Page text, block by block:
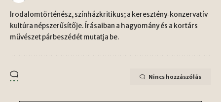
Irodalomtörténész, színházkritikus; a keresztény‑konzervatív
kultúra népszerűsítője. Írásaiban a hagyomány és a kortárs
művészet párbeszédét mutatja be.
Nincs hozzászólás